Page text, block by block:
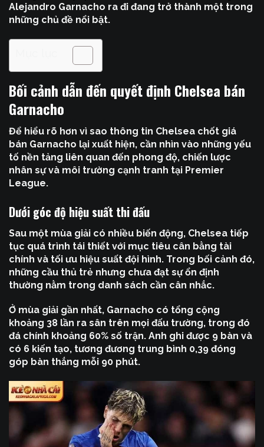
Alejandro Garnacho ra đi đang trở thành một trong
những chủ đề nổi bật.
Bối cảnh dẫn đến quyết định Chelsea bán
Garnacho
Để hiểu rõ hơn vì sao thông tin Chelsea chốt giá
bán Garnacho lại xuất hiện, cần nhìn vào những yếu
tố nền tảng liên quan đến phong độ, chiến lược
nhân sự và môi trường cạnh tranh tại Premier
League.
Dưới góc độ hiệu suất thi đấu
Sau một mùa giải có nhiều biến động, Chelsea tiếp
tục quá trình tái thiết với mục tiêu cân bằng tài
chính và tối ưu hiệu suất đội hình. Trong bối cảnh đó,
những cầu thủ trẻ nhưng chưa đạt sự ổn định
thường nằm trong danh sách cần cân nhắc.
Ở mùa giải gần nhất, Garnacho có tổng cộng
khoảng 38 lần ra sân trên mọi đấu trường, trong đó
đá chính khoảng 60% số trận. Anh ghi được 9 bàn và
có 6 kiến tạo, tương đương trung bình 0,39 đóng
góp bàn thắng mỗi 90 phút.